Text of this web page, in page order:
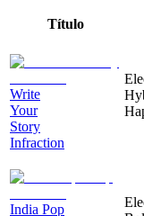
Título
Write
Your
Story
Infraction
India Pop